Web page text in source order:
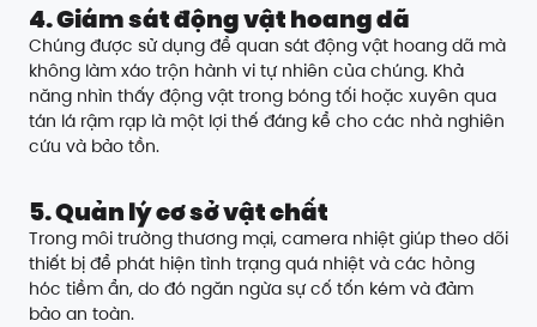
4. Giám sát động vật hoang dã
Chúng được sử dụng để quan sát động vật hoang dã mà
không làm xáo trộn hành vi tự nhiên của chúng. Khả
năng nhìn thấy động vật trong bóng tối hoặc xuyên qua
tán lá rậm rạp là một lợi thế đáng kể cho các nhà nghiên
cứu và bảo tồn.
5. Quản lý cơ sở vật chất
Trong môi trường thương mại, camera nhiệt giúp theo dõi
thiết bị để phát hiện tình trạng quá nhiệt và các hỏng
hóc tiềm ẩn, do đó ngăn ngừa sự cố tốn kém và đảm
bảo an toàn.